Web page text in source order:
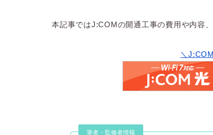
本記事ではJ:COMの開通工事の費用や内容
＼
筆者・監修者情報